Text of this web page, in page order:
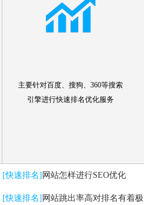
主要针对百度、搜狗、360等搜索
引擎进行快速排名优化服务
[快速排名] 网站怎样进行SEO优化
[快速排名] 网站跳出率高对排名有着极